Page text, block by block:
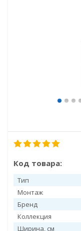
Код товара:
Тип
Монтаж
Бренд
Коллекция
Ширина, см